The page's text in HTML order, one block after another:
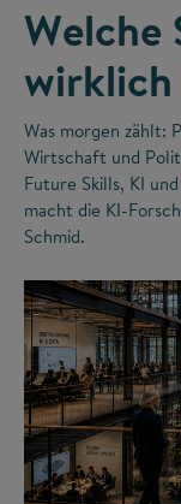
Welche
Was morgen zählt:
Wirtschaft und
Future Skills, KI
macht die KI-
Schmid.